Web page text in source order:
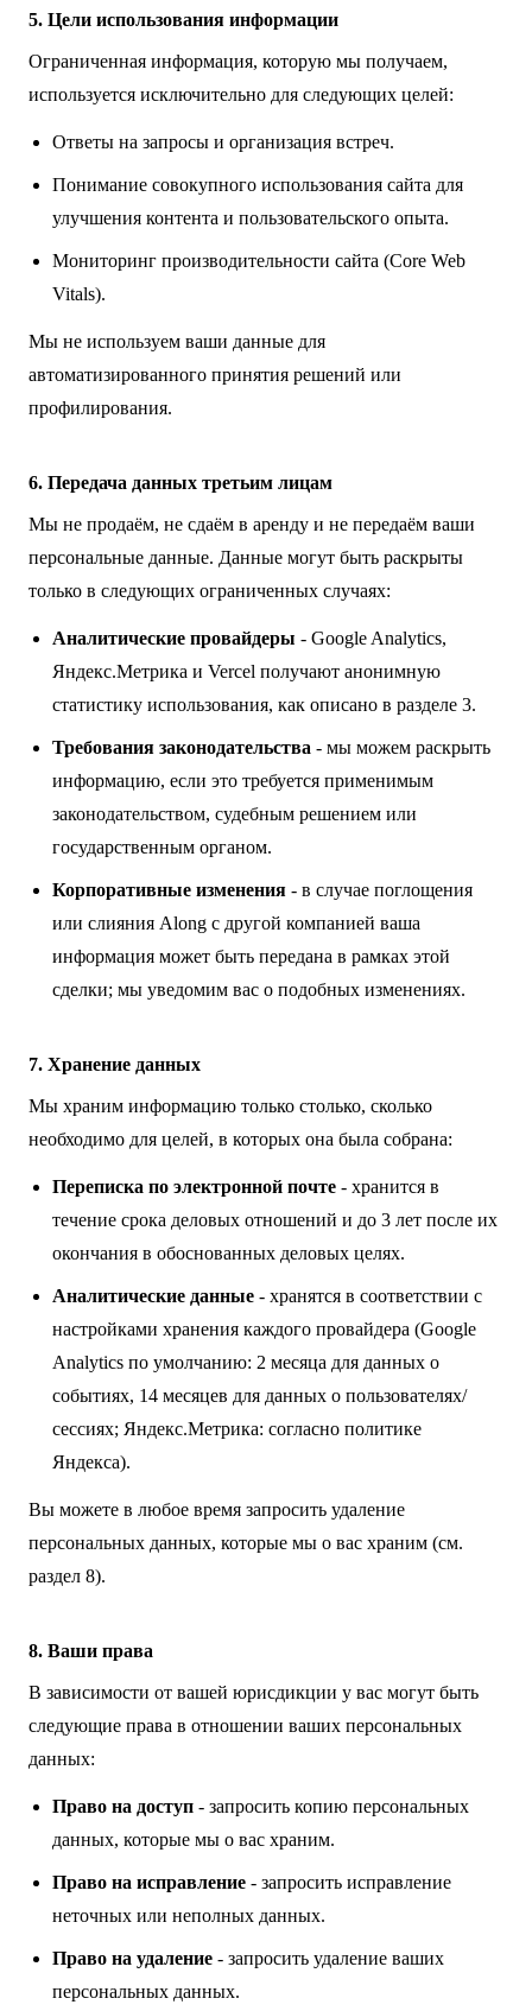
5. Цели использования информации
Ограниченная информация, которую мы получаем,
используется исключительно для следующих целей:
Ответы на запросы и организация встреч.
Понимание совокупного использования сайта для
улучшения контента и пользовательского опыта.
Мониторинг производительности сайта (Core Web
Vitals).
Мы не используем ваши данные для
автоматизированного принятия решений или
профилирования.
6. Передача данных третьим лицам
Мы не продаём, не сдаём в аренду и не передаём ваши
персональные данные. Данные могут быть раскрыты
только в следующих ограниченных случаях:
Аналитические провайдеры - Google Analytics,
Яндекс.Метрика и Vercel получают анонимную
статистику использования, как описано в разделе 3.
Требования законодательства - мы можем раскрыть
информацию, если это требуется применимым
законодательством, судебным решением или
государственным органом.
Корпоративные изменения - в случае поглощения
или слияния Along с другой компанией ваша
информация может быть передана в рамках этой
сделки; мы уведомим вас о подобных изменениях.
7. Хранение данных
Мы храним информацию только столько, сколько
необходимо для целей, в которых она была собрана:
Переписка по электронной почте - хранится в
течение срока деловых отношений и до 3 лет после их
окончания в обоснованных деловых целях.
Аналитические данные - хранятся в соответствии с
настройками хранения каждого провайдера (Google
Analytics по умолчанию: 2 месяца для данных о
событиях, 14 месяцев для данных о пользователях/
сессиях; Яндекс.Метрика: согласно политике
Яндекса).
Вы можете в любое время запросить удаление
персональных данных, которые мы о вас храним (см.
раздел 8).
8. Ваши права
В зависимости от вашей юрисдикции у вас могут быть
следующие права в отношении ваших персональных
данных:
Право на доступ - запросить копию персональных
данных, которые мы о вас храним.
Право на исправление - запросить исправление
неточных или неполных данных.
Право на удаление - запросить удаление ваших
персональных данных.